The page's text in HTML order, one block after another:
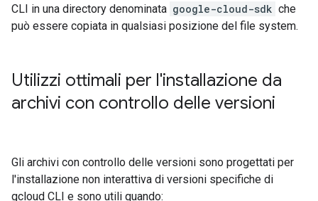
CLI in una directory denominata google-cloud-sdk che
può essere copiata in qualsiasi posizione del file system.
Utilizzi ottimali per l'installazione da
archivi con controllo delle versioni
Gli archivi con controllo delle versioni sono progettati per
l'installazione non interattiva di versioni specifiche di
gcloud CLI e sono utili quando: